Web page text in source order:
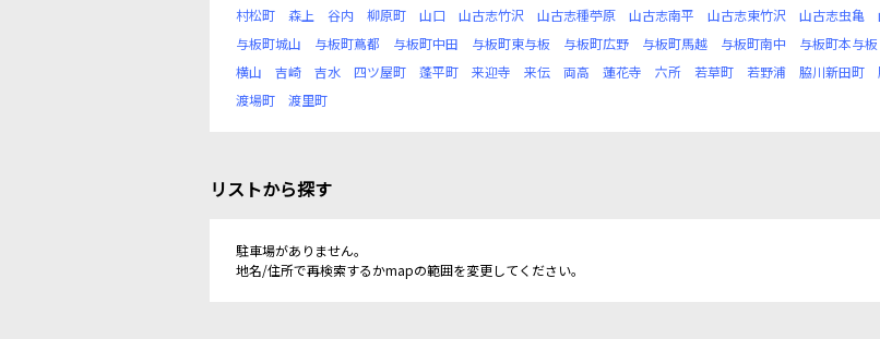
村松町
森上 谷内 柳原町 山口 山古志竹沢 山古志種苧原 山古志南平 山古志東竹沢 山古志虫亀
与板町城山
与板町蔦都 与板町中田 与板町東与板 与板町広野 与板町馬越 与板町南中 与板町本与板
横山
吉崎 吉水 四ツ屋町 蓬平町 来迎寺 来伝 両高 蓮花寺 六所 若草町 若野浦 脇川新田町
渡場町
渡里町
リストから探す
駐車場がありません。
地名/住所で再検索するかmapの範囲を変更してください。